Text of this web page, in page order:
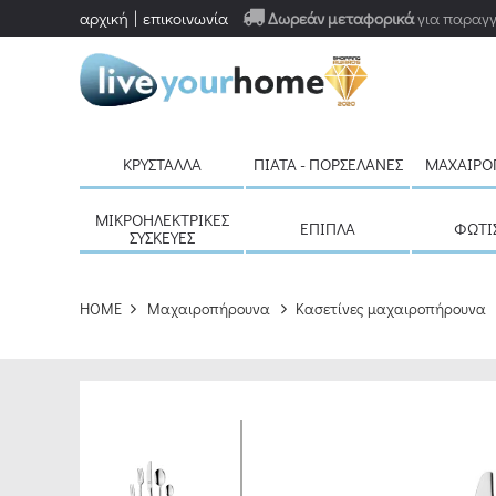
Δωρεάν μεταφορικάγια
αρχική επικοινωνία
ΚΡΎΣΤΑΛΛΑ ΠΙΆΤΑ - ΠΟΡΣΕΛΆΝΕΣ
ΜΙΚΡΟΗΛΕΚΤΡΙΚΈΣ
ΣΥΣΚΕΥΈΣ
ΈΠΙΠΛΑ
HOME Μαχαιροπήρουνα Κασετίνες μαχαιροπήρουνα